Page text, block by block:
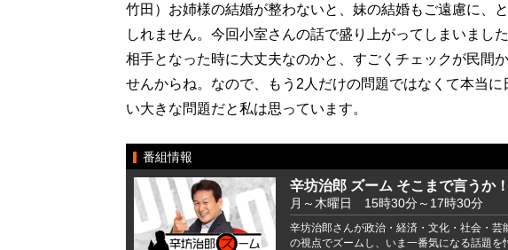
竹田）お姉様の結婚が整わないと、妹の結婚もご遠慮に、
しれません。今回小室さんの話で盛り上がってしまいまし
相手となった時に大丈夫なのかと、すごくチェックが民間
せんからね。なので、もう2人だけの問題ではなくて本当
い大きな問題だと私は思っています。
番組情報
辛坊治郎 ズーム そこまで言うか！
月～木曜日 15時30分～17時30分
辛坊治郎さんが政治・経済・文化・社会・
の視点でズームし、いま一番気になる話題を